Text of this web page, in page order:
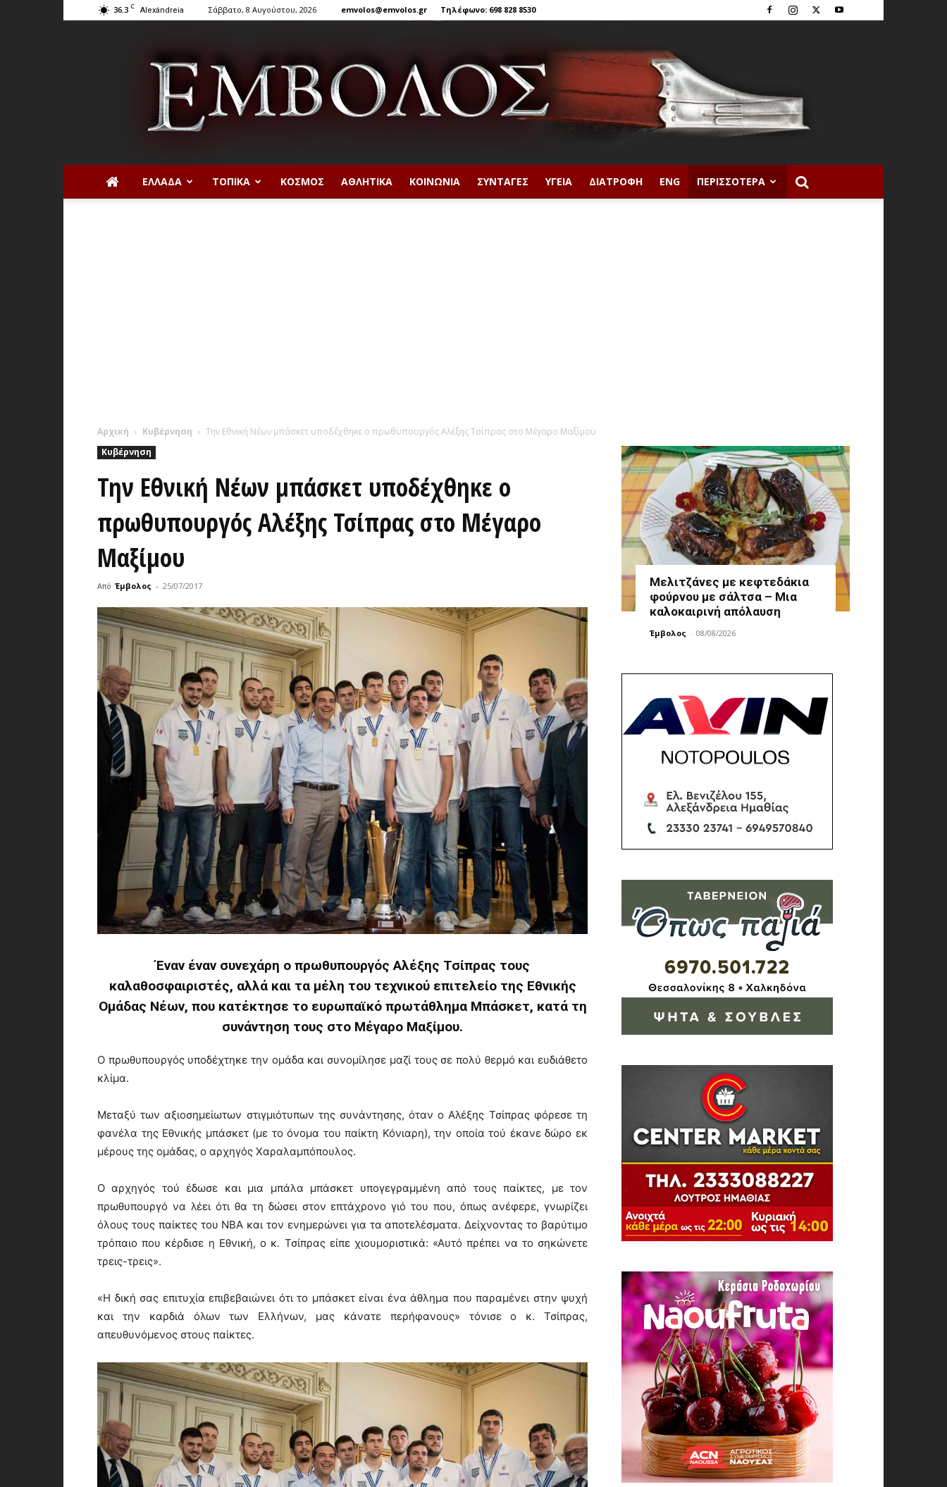
36.3 C Alexándreia Σάββατο, 8 Αυγούστου, 2026 emvolos@emvolos.gr Τηλέφωνο: 698 828 8530
ΕΛΛΆΔΑ ΤΟΠΙΚΆ ΚΌΣΜΟΣ ΑΘΛΗΤΙΚΆ ΚΟΙΝΩΝΊΑ ΣΥΝΤΑΓΈΣ ΥΓΕΊΑ ΔΙΑΤΡΟΦΉ ENG ΠΕΡΙΣΣΌΤΕΡΑ
Αρχική Κυβέρνηση
Την Εθνική Νέων μπάσκετ υποδέχθηκε ο πρωθυπουργός Αλέξης Τσίπρας στο Μέγαρο Μαξίμου
Κυβέρνηση
Την Εθνική Νέων μπάσκετ υποδέχθηκε ο
πρωθυπουργός Αλέξης Τσίπρας στο Μέγαρο
Μαξίμου
Από Έμβολος - 25/07/2017
Έναν έναν συνεχάρη ο πρωθυπουργός Αλέξης Τσίπρας τους
καλαθοσφαιριστές, αλλά και τα μέλη του τεχνικού επιτελείο της Εθνικής
Ομάδας Νέων, που κατέκτησε το ευρωπαϊκό πρωτάθλημα Μπάσκετ, κατά τη
συνάντηση τους στο Μέγαρο Μαξίμου.
Ο πρωθυπουργός υποδέχτηκε την ομάδα και συνομίλησε μαζί τους σε πολύ θερμό και ευδιάθετο
κλίμα.
Μεταξύ των αξιοσημείωτων στιγμιότυπων της συνάντησης, όταν ο Αλέξης Τσίπρας φόρεσε τη
φανέλα της Εθνικής μπάσκετ (με το όνομα του παίκτη Κόνιαρη), την οποία τού έκανε δώρο εκ
μέρους της ομάδας, ο αρχηγός Χαραλαμπόπουλος.
Ο αρχηγός τού έδωσε και μια μπάλα μπάσκετ υπογεγραμμένη από τους παίκτες, με τον
πρωθυπουργό να λέει ότι θα τη δώσει στον επτάχρονο γιό του που, όπως ανέφερε, γνωρίζει
όλους τους παίκτες του NBA και τον ενημερώνει για τα αποτελέσματα. Δείχνοντας το βαρύτιμο
τρόπαιο που κέρδισε η Εθνική, ο κ. Τσίπρας είπε χιουμοριστικά: «Αυτό πρέπει να το σηκώνετε
τρεις-τρεις».
«Η δική σας επιτυχία επιβεβαιώνει ότι το μπάσκετ είναι ένα άθλημα που παραμένει στην ψυχή
και την καρδιά όλων των Ελλήνων, μας κάνατε περήφανους» τόνισε ο κ. Τσίπρας,
απευθυνόμενος στους παίκτες.
Μελιτζάνες με κεφτεδάκια
φούρνου με σάλτσα – Μια
καλοκαιρινή απόλαυση
Έμβολος - 08/08/2026